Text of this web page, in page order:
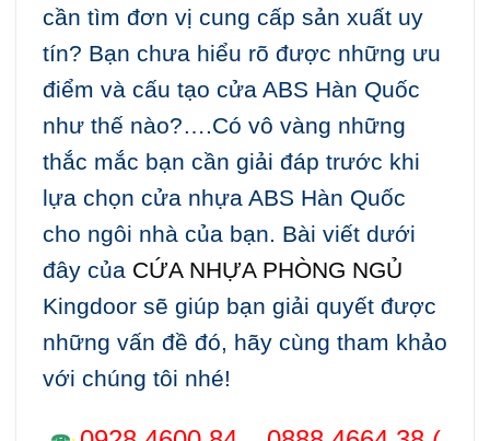
cần tìm đơn vị cung cấp sản xuất uy
tín? Bạn chưa hiểu rõ được những ưu
điểm và cấu tạo cửa ABS Hàn Quốc
như thế nào?….Có vô vàng những
thắc mắc bạn cần giải đáp trước khi
lựa chọn cửa nhựa ABS Hàn Quốc
cho ngôi nhà của bạn. Bài viết dưới
đây của CỨA NHỰA PHÒNG NGỦ
Kingdoor sẽ giúp bạn giải quyết được
những vấn đề đó, hãy cùng tham khảo
với chúng tôi nhé!